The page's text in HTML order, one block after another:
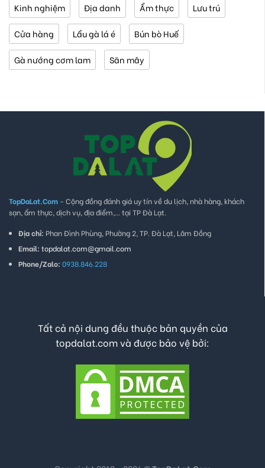
Kinh nghiệm Địa danh Ẩm thực Lưu trú
Cửa hàng Lẩu gà lá é Bún bò Huế
Gà nướng cơm lam Săn mây
TopDaLat.Com - Cộng đồng đánh giá uy tín về du lịch, nhà hàng, khách
sạn, ẩm thực, dịch vụ, địa điểm,... tại TP Đà Lạt.
Địa chỉ: Phan Đình Phùng, Phường 2, TP. Đà Lạt, Lâm Đồng
Email: topdalat.com@gmail.com
Phone/Zalo: 0938.846.228
Tất cả nội dung đều thuộc bản quyền của
topdalat.com và được bảo vệ bởi: